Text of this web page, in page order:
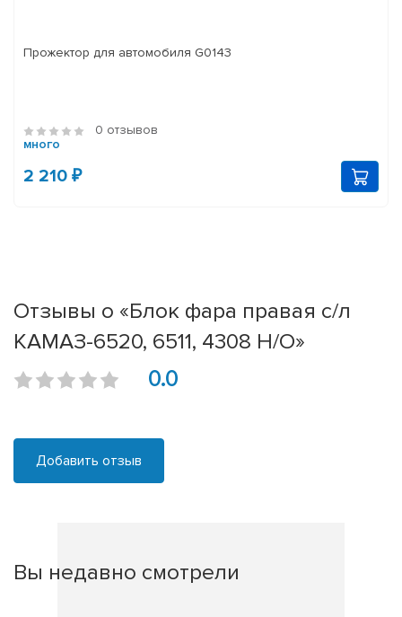
Прожектор для автомобиля G0143
0 отзывов
много
2 210 ₽
Отзывы о «Блок фара правая с/л
КАМАЗ-6520, 6511, 4308 Н/О»
0.0
Добавить отзыв
Вы недавно смотрели